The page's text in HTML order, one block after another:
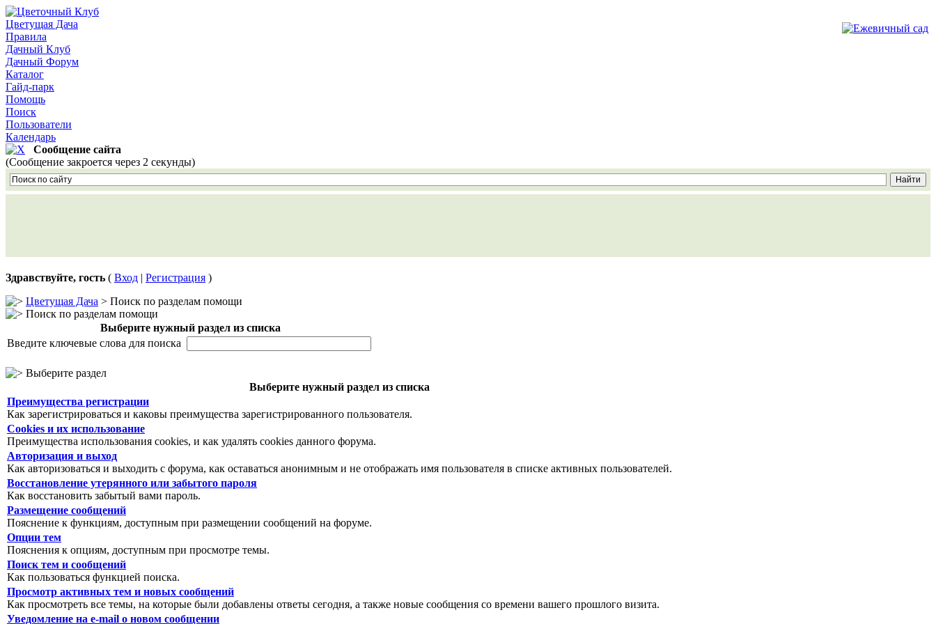
Цветущая Дача
Правила
Дачный Клуб
Дачный Форум
Каталог
Гайд-парк
Помощь
Поиск
Пользователи
Календарь
Сообщение сайта
(Сообщение закроется через 2 секунды)
Здравствуйте, гость ( Вход | Регистрация )
Цветущая Дача > Поиск по разделам помощи
Поиск по разделам помощи
Выберите нужный раздел из списка
Введите ключевые слова для поиска
Выберите раздел
Выберите нужный раздел из списка
Преимущества регистрации
Как зарегистрироваться и каковы преимущества зарегистрированного пользователя.
Cookies и их использование
Преимущества использования cookies, и как удалять cookies данного форума.
Авторизация и выход
Как авторизоваться и выходить с форума, как оставаться анонимным и не отображать имя пользователя в списке активных пользователей.
Восстановление утерянного или забытого пароля
Как восстановить забытый вами пароль.
Размещение сообщений
Пояснение к функциям, доступным при размещении сообщений на форуме.
Опции тем
Пояснения к опциям, доступным при просмотре темы.
Поиск тем и сообщений
Как пользоваться функцией поиска.
Просмотр активных тем и новых сообщений
Как просмотреть все темы, на которые были добавлены ответы сегодня, а также новые сообщения со времени вашего прошлого визита.
Уведомление на е-mail о новом сообщении